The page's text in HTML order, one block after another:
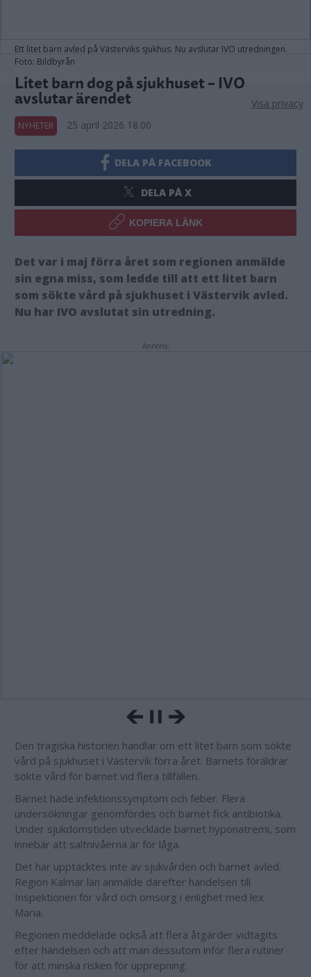
Ett litet barn avled på Västerviks sjukhus. Nu avslutar IVO utredningen.
Foto: Bildbyrån
Litet barn dog på sjukhuset – IVO
avslutar ärendet
NYHETER 25 april 2026 18.00
DELA PÅ FACEBOOK
DELA PÅ X
KOPIERA LÄNK
Det var i maj förra året som regionen anmälde
sin egna miss, som ledde till att ett litet barn
som sökte vård på sjukhuset i Västervik avled.
Nu har IVO avslutat sin utredning.
Annons:
Den tragiska historien handlar om ett litet barn som sökte
vård på sjukhuset i Västervik förra året. Barnets föräldrar
sökte vård för barnet vid flera tillfällen.
Barnet hade infektionssymptom och feber. Flera
undersökningar genomfördes och barnet fick antibiotika.
Under sjukdomstiden utvecklade barnet hyponatremi, som
innebär att saltnivåerna är för låga.
Det här upptäcktes inte av sjukvården och barnet avled.
Region Kalmar län anmälde därefter händelsen till
Inspektionen för vård och omsorg i enlighet med lex
Maria.
Regionen meddelade också att flera åtgärder vidtagits
efter händelsen och att man dessutom inför flera rutiner
för att minska risken för upprepning.
Visa privacy